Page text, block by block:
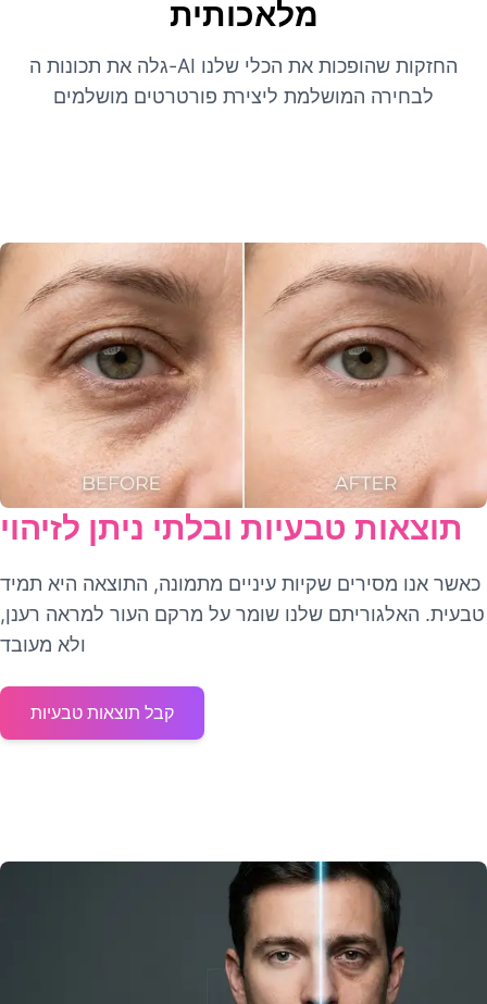
מלאכותית
גלה את תכונות ה-AI החזקות שהופכות את הכלי שלנו
לבחירה המושלמת ליצירת פורטרטים מושלמים
תוצאות טבעיות ובלתי ניתן לזיהוי
כאשר אנו מסירים שקיות עיניים מתמונה, התוצאה היא תמיד
טבעית. האלגוריתם שלנו שומר על מרקם העור למראה רענן,
ולא מעובד
קבל תוצאות טבעיות